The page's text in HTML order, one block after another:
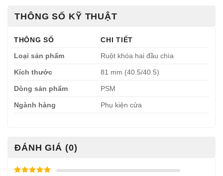
THÔNG SỐ KỸ THUẬT
THÔNG SỐ
CHI TIẾT
Loại sản phẩm
Ruột khóa hai đầu chìa
Kích thước 81 mm (40.5/40.5)
Dòng sản phẩm PSM
Ngành hàng Phụ kiện cửa
ĐÁNH GIÁ (0)